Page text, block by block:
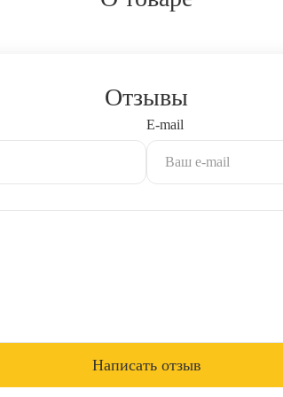
Отзывы
E-mail
Написать отзыв